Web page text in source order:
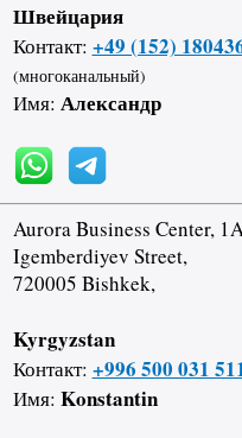
Швейцария
Контакт: +49 (152)
(многоканальный)
Имя: Александр
Aurora Business Center,
Igemberdiyev Street,
720005 Bishkek,
Kyrgyzstan
Контакт: +996 500 031
Имя: Konstantin